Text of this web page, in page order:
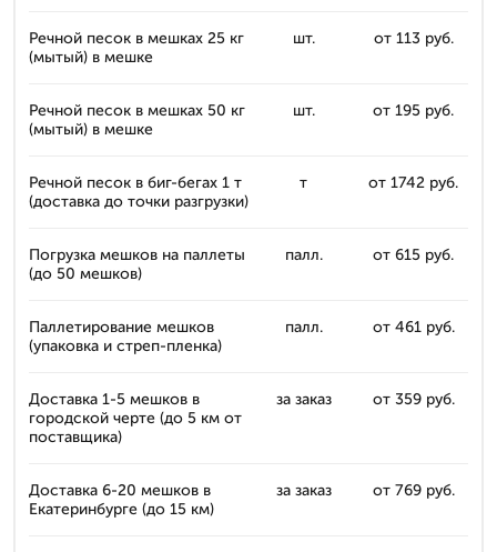
Речной песок в мешках 25 кг
(мытый) в мешке
шт. от 113 руб.
Речной песок в мешках 50 кг
(мытый) в мешке
шт. от 195 руб.
Речной песок в биг-бегах 1 т
(доставка до точки разгрузки)
т от 1742 руб.
Погрузка мешков на паллеты
(до 50 мешков)
палл. от 615 руб.
Паллетирование мешков
(упаковка и стреп-пленка)
палл. от 461 руб.
Доставка 1-5 мешков в
городской черте (до 5 км от
поставщика)
за заказ от 359 руб.
Доставка 6-20 мешков в
Екатеринбурге (до 15 км)
за заказ от 769 руб.